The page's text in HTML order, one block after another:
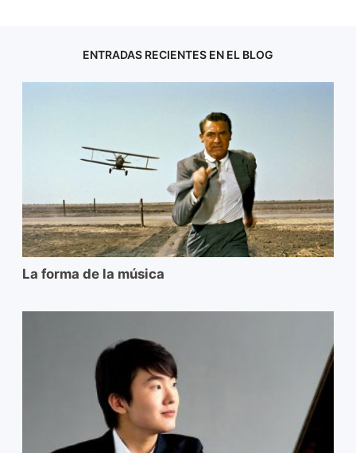
ENTRADAS RECIENTES EN EL BLOG
La forma de la música